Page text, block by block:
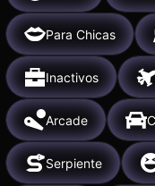
Para Chicas
Inactivos
Arcade
Serpiente